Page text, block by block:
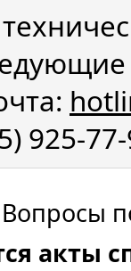
925-
Вопросы
акты